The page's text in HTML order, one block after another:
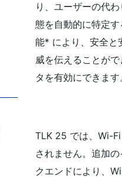
り、ユーザーの代
態を自動的に特定
能* により、安全と
威を伝えることが
タを有効にできま
TLK 25 では、Wi-
されません。追加
クエンドにより、